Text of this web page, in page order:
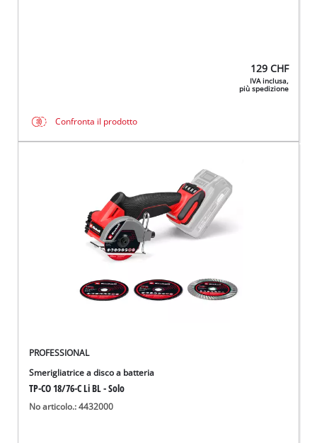
129 CHF
IVA inclusa,
più spedizione
Confronta il prodotto
PROFESSIONAL
Smerigliatrice a disco a batteria
TP-CO 18/76-C Li BL - Solo
No articolo.: 4432000